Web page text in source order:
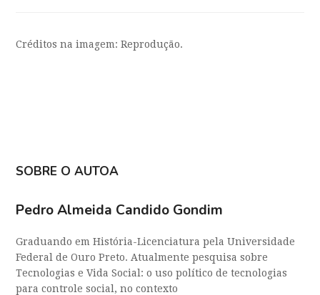
Créditos na imagem: Reprodução.
SOBRE O AUTOA
Pedro Almeida Candido Gondim
Graduando em História-Licenciatura pela Universidade
Federal de Ouro Preto. Atualmente pesquisa sobre
Tecnologias e Vida Social: o uso político de tecnologias
para controle social, no contexto